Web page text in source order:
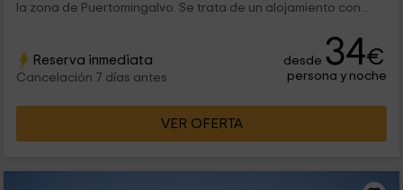
la zona de Puertomingalvo. Se trata de un alojamiento con...
Reserva inmediata
Cancelación 7 días antes
desde 34€
persona y noche
VER OFERTA